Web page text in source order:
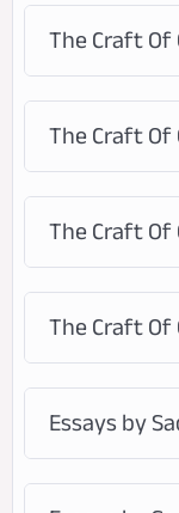
The Craft Of
The Craft Of
The Craft Of
The Craft Of
Essays by